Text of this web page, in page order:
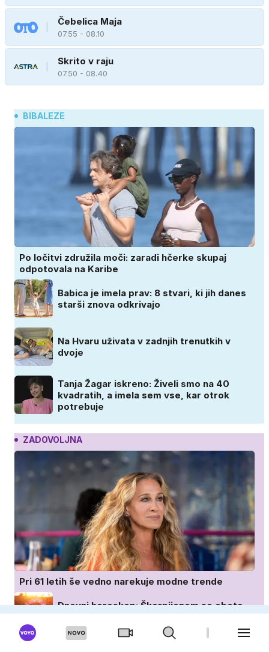
Čebelica Maja
07.55 - 08.10
Skrito v raju
07.50 - 08.40
BIBALEZE
Po ločitvi združila moči: zaradi hčerke skupaj
odpotovala na Karibe
Babica je imela prav: 8 stvari, ki jih danes
starši znova odkrivajo
Na Hvaru uživata v zadnjih trenutkih v
dvoje
Tanja Žagar iskreno: Živeli smo na 40
kvadratih, a imela sem vse, kar otrok
potrebuje
ZADOVOLJNA
Pri 61 letih še vedno narekuje modne trende
Dnevni horoskop: Škorpijonom se obeta
napredek, vodnarje čaka dobra novica